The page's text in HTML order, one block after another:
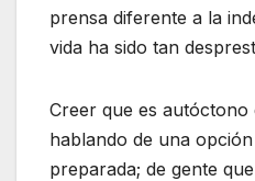
prensa diferente a la
vida ha sido tan
Creer que es autóctono
hablando de una
preparada; de gente